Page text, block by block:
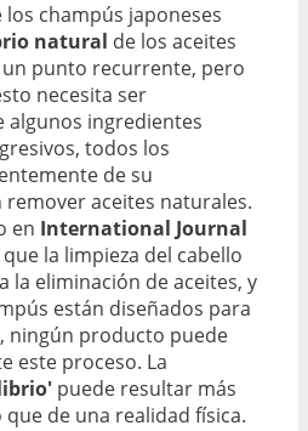
champús japoneses
natural de los aceites
punto recurrente, pero
necesita ser
algunos ingredientes
todos los
de su
aceites naturales.
en International Journal
la limpieza del cabello
la eliminación de aceites, y
están diseñados para
ningún producto puede
este proceso. La
puede resultar más
de una realidad física.